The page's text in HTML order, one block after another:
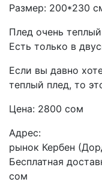
Размер: 200*230
Плед очень
Есть только в
Если вы давно
теплый плед, то
Цена: 2800 сом
Адрес:
рынок Кербен
Бесплатная
сом